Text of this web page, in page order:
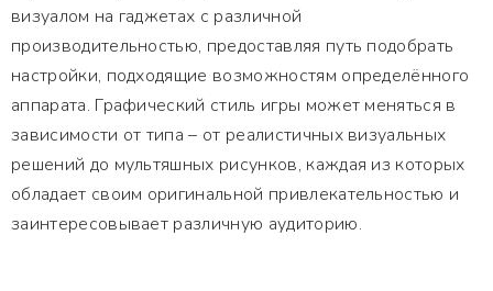
визуалом на гаджетах с различной
производительностью, предоставляя путь подобрать
настройки, подходящие возможностям определённого
аппарата. Графический стиль игры может меняться в
зависимости от типа – от реалистичных визуальных
решений до мультяшных рисунков, каждая из которых
обладает своим оригинальной привлекательностью и
заинтересовывает различную аудиторию.